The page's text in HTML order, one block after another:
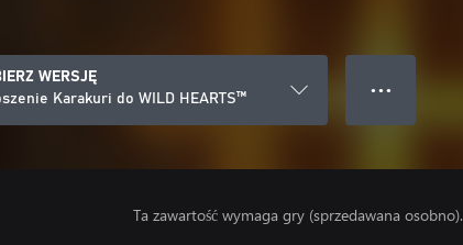
WERSJĘ
Karakuri do WILD HEARTS™
● ● ●
Ta zawartość wymaga gry (sprzedawana osobno).